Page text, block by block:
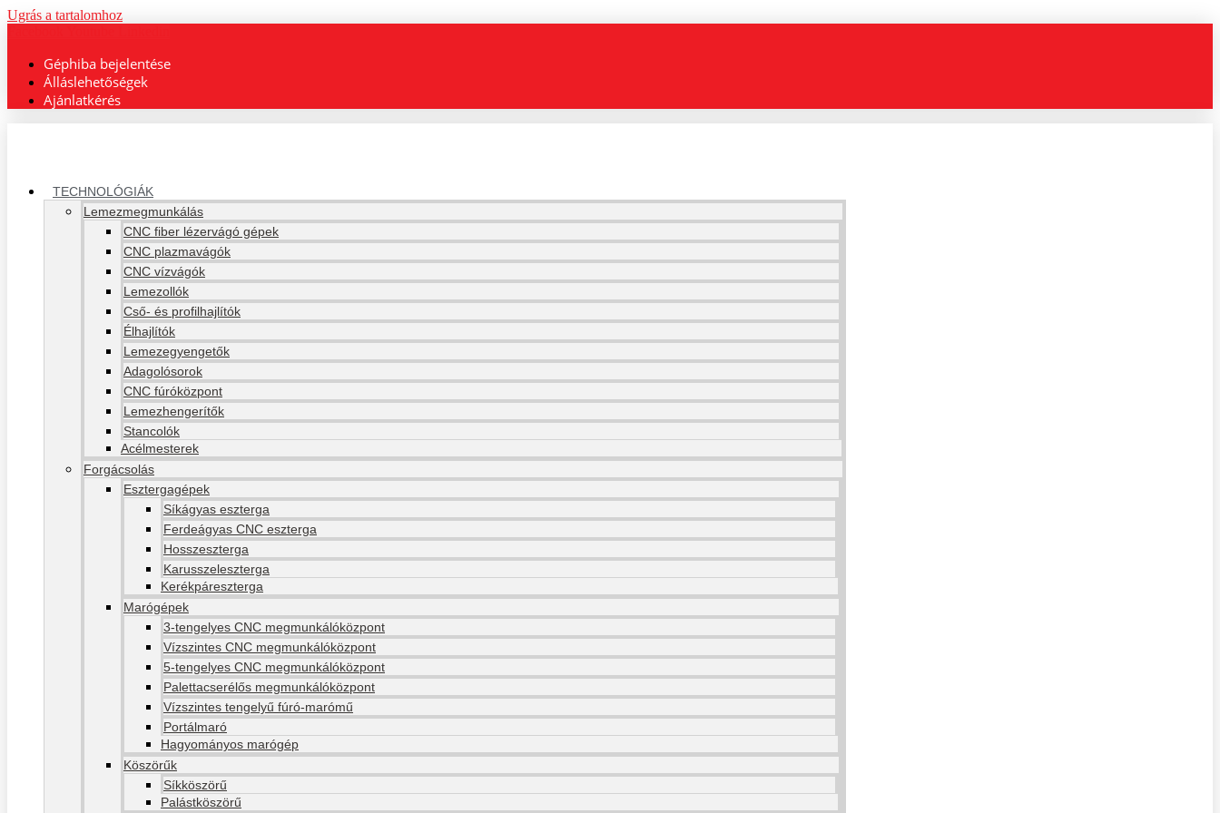
Ugrás a tartalomhoz
Géphiba bejelentése
Álláslehetőségek
Ajánlatkérés
TECHNOLÓGIÁK
Lemezmegmunkálás
CNC fiber lézervágó gépek
CNC plazmavágók
CNC vízvágók
Lemezollók
Cső- és profilhajlítók
Élhajlítók
Lemezegyengetők
Adagolósorok
CNC fúróközpont
Lemezhengerítők
Stancolók
Acélmesterek
Forgácsolás
Esztergagépek
Síkágyas eszterga
Ferdeágyas CNC eszterga
Hosszeszterga
Karusszeleszterga
Kerékpáreszterga
Marógépek
3-tengelyes CNC megmunkálóközpont
Vízszintes CNC megmunkálóközpont
5-tengelyes CNC megmunkálóközpont
Palettacserélős megmunkálóközpont
Vízszintes tengelyű fúró-marómű
Portálmaró
Hagyományos marógép
Köszörűk
Síkköszörű
Palástköszörű